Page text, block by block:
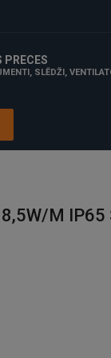
PRECES
SLĒDŽI,
m IP65